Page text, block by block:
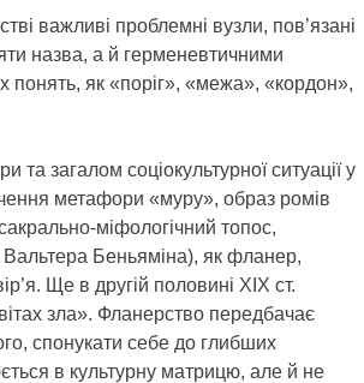
важливі проблемні вузли, пов’язані
назва, а й герменевтичними
понять, як «поріг», «межа», «кордон»,
та загалом соціокультурної ситуації у
метафори «муру», образ ромів
міфологічний топос,
Вальтера Беньяміна), як фланер,
Ще в другій половині ХІХ ст.
зла». Фланерство передбачає
спонукати себе до глибших
в культурну матрицю, але й не